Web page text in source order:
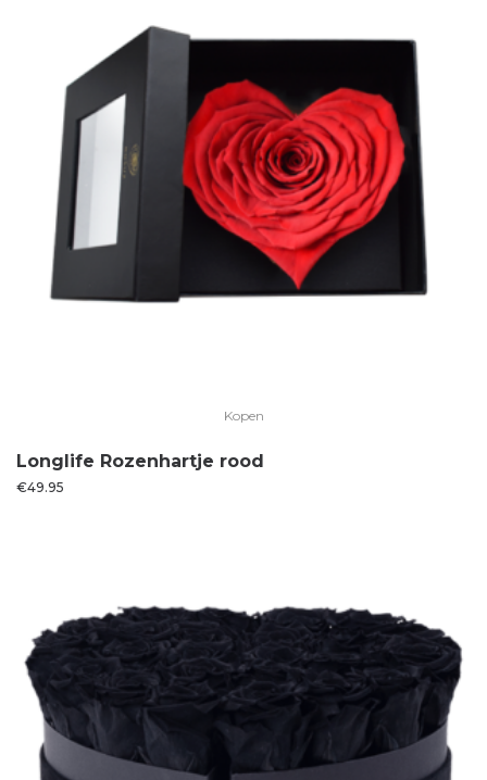
Kopen
Longlife Rozenhartje rood
€49.95